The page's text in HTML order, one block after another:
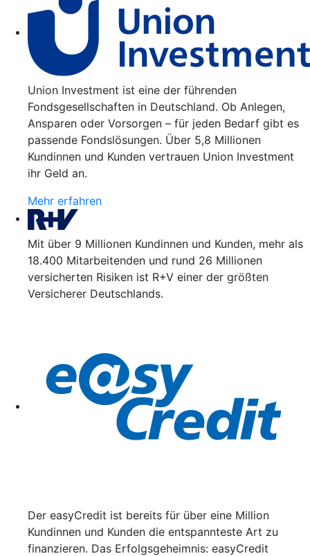
Union Investment ist eine der führenden
Fondsgesellschaften in Deutschland. Ob Anlegen,
Ansparen oder Vorsorgen – für jeden Bedarf gibt es
passende Fondslösungen. Über 5,8 Millionen
Kundinnen und Kunden vertrauen Union Investment
ihr Geld an.
Mehr erfahren
Mit über 9 Millionen Kundinnen und Kunden, mehr als
18.400 Mitarbeitenden und rund 26 Millionen
versicherten Risiken ist R+V einer der größten
Versicherer Deutschlands.
Der easyCredit ist bereits für über eine Million
Kundinnen und Kunden die entspannteste Art zu
finanzieren. Das Erfolgsgeheimnis: easyCredit